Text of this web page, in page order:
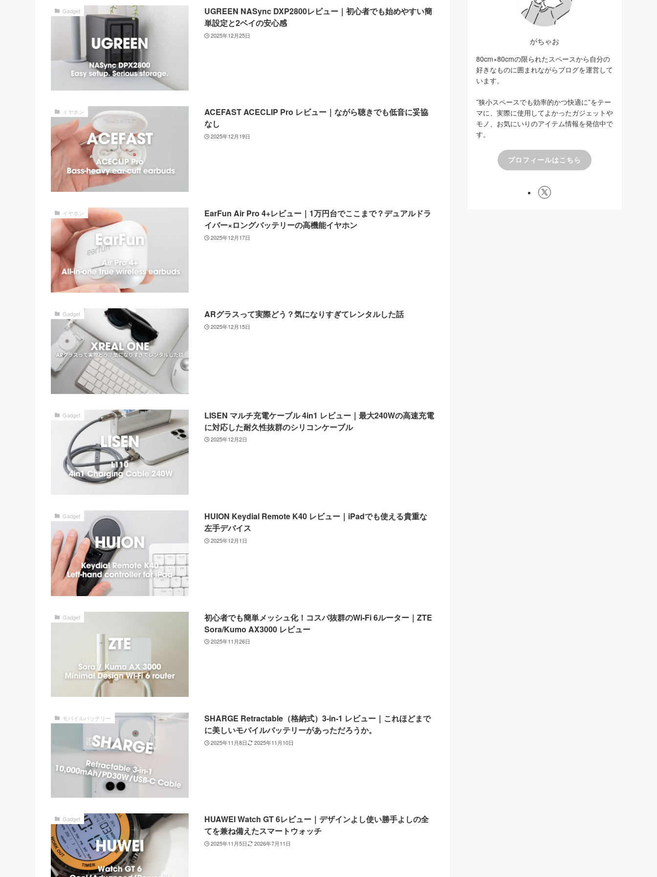
Gadget
UGREEN NASync DXP2800レビュー｜初心者でも始めやすい簡
単設定と2ベイの安心感
2025年12月25日
イヤホン
ACEFAST ACECLIP Pro レビュー｜ながら聴きでも低音に妥協
なし
2025年12月19日
イヤホン
EarFun Air Pro 4+レビュー｜1万円台でここまで？デュアルドラ
イバー×ロングバッテリーの高機能イヤホン
2025年12月17日
Gadget ARグラスって実際どう？気になりすぎてレンタルした話
2025年12月15日
Gadget
LISEN マルチ充電ケーブル 4in1 レビュー｜最大240Wの高速充電
に対応した耐久性抜群のシリコンケーブル
2025年12月2日
Gadget
HUION Keydial Remote K40 レビュー｜iPadでも使える貴重な
左手デバイス
2025年12月1日
Gadget
初心者でも簡単メッシュ化！コスパ抜群のWi‐Fi 6ルーター｜ZTE
Sora/Kumo AX3000 レビュー
2025年11月26日
モバイルバッテリー
SHARGE Retractable（格納式）3-in-1 レビュー｜これほどまで
に美しいモバイルバッテリーがあっただろうか。
2025年11月8日 2025年11月10日
Gadget
HUAWEI Watch GT 6レビュー｜デザインよし使い勝手よしの全
てを兼ね備えたスマートウォッチ
2025年11月5日 2026年7月11日
がちゃお
80cm×80cmの限られたスペースから自分の
好きなものに囲まれながらブログを運営して
います。
”狭小スペースでも効率的かつ快適に”をテー
マに、実際に使用してよかったガジェットや
モノ、お気にいりのアイテム情報を発信中で
す。
プロフィールはこちら